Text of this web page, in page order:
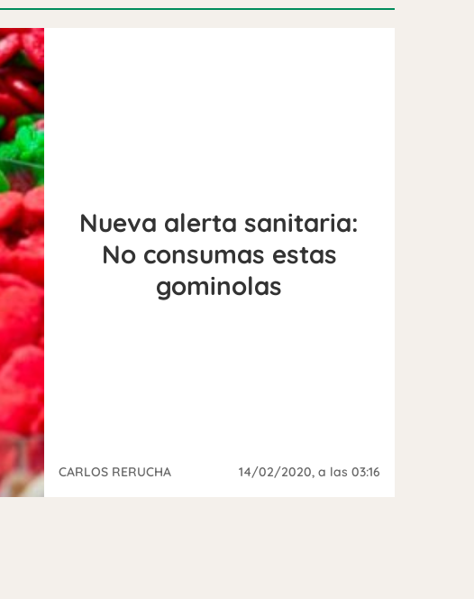
Nueva alerta sanitaria:
No consumas estas
gominolas
CARLOS RERUCHA 14/02/2020, a las 03:16